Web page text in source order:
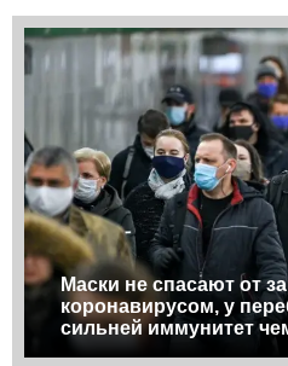
Маски не спасают от
коронавирусом, у
сильней иммунитет